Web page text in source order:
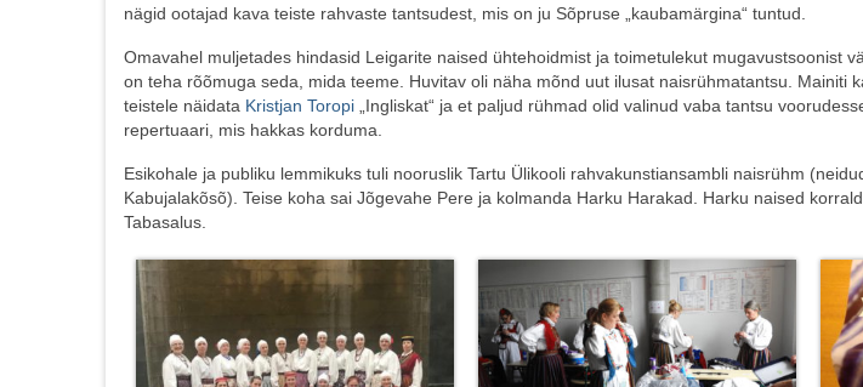
nägid ootajad kava teiste rahvaste tantsudest, mis on ju Sõpruse „kaubamärgina“ tuntud.
Omavahel muljetades hindasid Leigarite naised ühtehoidmist ja toimetulekut mugavustsoonist
on teha rõõmuga seda, mida teeme. Huvitav oli näha mõnd uut ilusat naisrühmatantsu. Mainiti
teistele näidata Kristjan Toropi „Ingliskat“ ja et paljud rühmad olid valinud vaba tantsu
repertuaari, mis hakkas korduma.
Esikohale ja publiku lemmikuks tuli nooruslik Tartu Ülikooli rahvakunstiansambli naisrühm
Kabujalakõsõ). Teise koha sai Jõgevahe Pere ja kolmanda Harku Harakad. Harku naised
Tabasalus.